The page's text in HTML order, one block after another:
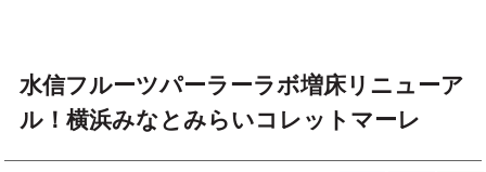
水信フルーツパーラーラボ増床リニューア
ル！横浜みなとみらいコレットマーレ